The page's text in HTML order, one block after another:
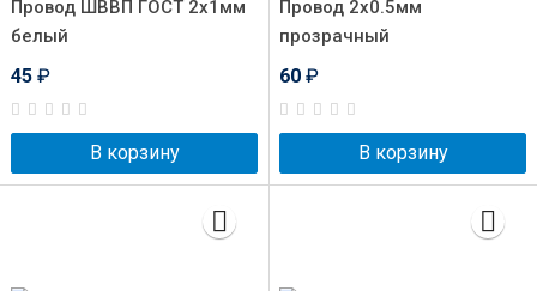
Провод ШВВП ГОСТ 2x1мм
белый
45 ₽
В корзину
Провод 2x0.5мм
прозрачный
60 ₽
В корзину